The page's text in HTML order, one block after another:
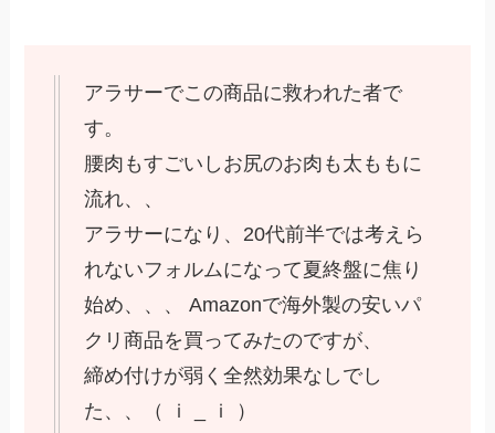
アラサーでこの商品に救われた者で
す。
腰肉もすごいしお尻のお肉も太ももに
流れ、、
アラサーになり、20代前半では考えら
れないフォルムになって夏終盤に焦り
始め、、、 Amazonで海外製の安いパ
クリ商品を買ってみたのですが、
締め付けが弱く全然効果なしでし
た、、（ ｉ _ ｉ ）